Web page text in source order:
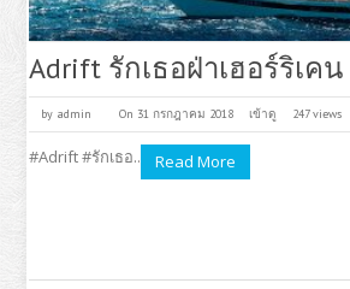
Adrift รักเธอฝ่าเฮอร์ริเคน
by admin On 31 กรกฎาคม 2018 เข้าดู 247 views
#Adrift #รักเธอ.. Read More